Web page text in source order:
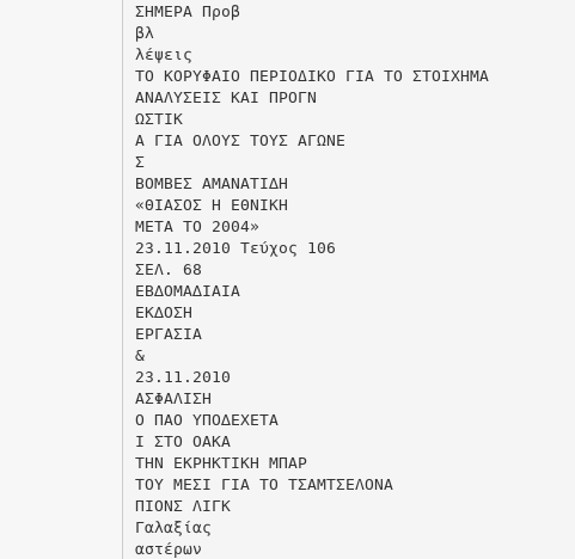
ΣΗΜΕΡΑ Προβ
βλ
λέψεις
TO KOΡΥΦΑΙΟ ΠΕΡΙΟΔΙΚΟ ΓΙΑ ΤΟ ΣΤΟΙΧΗΜΑ
ΑΝΑΛΥΣΕΙΣ ΚΑΙ ΠΡΟΓΝ
ΩΣΤΙΚ
Α ΓΙΑ ΟΛΟΥΣ ΤΟΥΣ ΑΓΩΝΕ
Σ
ΒΟΜΒΕΣ ΑΜΑΝΑΤΙ∆Η
«ΘΙΑΣΟΣ Η ΕΘΝΙΚΗ
ΜΕΤΑ ΤΟ 2004»
23.11.2010 Τεύχος 106
ΣΕΛ. 68
EΒ∆ΟΜΑ∆ΙΑΙΑ
ΕΚ∆ΟΣΗ
EΡΓΑΣΙΑ
&
23.11.2010
ΑΣΦΑΛΙΣΗ
Ο ΠΑΟ ΥΠΟ∆ΕΧΕΤΑ
Ι ΣΤΟ ΟΑΚΑ
ΤΗΝ ΕΚΡΗΚΤΙΚΗ ΜΠΑΡ
ΤΟΥ ΜΕΣΙ ΓΙΑ ΤΟ ΤΣΑΜΤΣΕΛΟΝΑ
ΠΙΟΝΣ ΛΙΓΚ
Γαλαξίας
αστέρων